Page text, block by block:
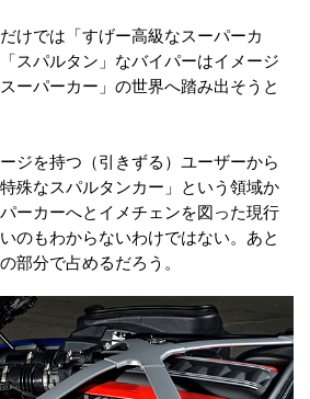
けでは「すげー高級なスーパーカ
スパルタン」なバイパーはイメージ
ーパーカー」の世界へ踏み出そうと
ジを持つ（引きずる）ユーザーから
殊なスパルタンカー」という領域か
ーカーへとイメチェンを図った現行
のもわからないわけではない。あと
部分で占めるだろう。